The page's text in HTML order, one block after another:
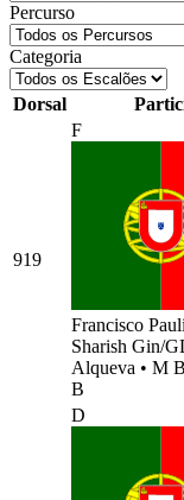
Percurso
Categoria
Dorsal
919
F
Francisco
Sharish Gin/
Alqueva • M
B
D